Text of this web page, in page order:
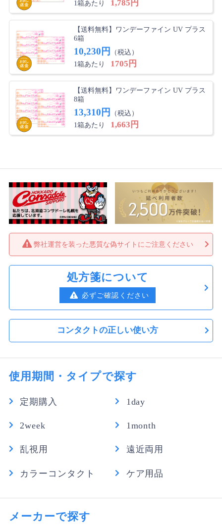
たいです。
トピ子 さん
つけ心地、抜群
いろんなコンタクトを試しましたが、このコンタクトが
一番つけ心地が良かったです。
なおっち さん
使いやすいです！
送も迅速だったので、これからもお世話になるつもりで
ほたぽん さん ★★★★
使い心地が良く又リピしたいとおもいます。早くて安く
お母ちゃん さん
いので満足ですが、時々形がおかしいレンズがあるのが
1箱あたり
1,785円
【送料無料】ワンデーファイン UV プラス
6箱
10,230円
（税込）
1箱あたり
1705円
【送料無料】ワンデーファイン UV プラス
8箱
13,310円
（税込）
1箱あたり
1,663円
弊社運営を装った悪質な偽サイトにご注意ください
処方箋について
必ずご確認ください
コンタクトの正しい使い方
使用期間・タイプで探す
定期購入 1day
2week 1month
乱視用 遠近両用
カラーコンタクト ケア用品
メーカーで探す